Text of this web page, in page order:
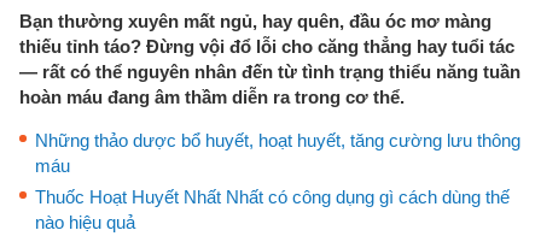
Bạn thường xuyên mất ngủ, hay quên, đầu óc mơ màng
thiếu tỉnh táo? Đừng vội đổ lỗi cho căng thẳng hay tuổi tác
— rất có thể nguyên nhân đến từ tình trạng thiểu năng tuần
hoàn máu đang âm thầm diễn ra trong cơ thể.
Những thảo dược bổ huyết, hoạt huyết, tăng cường lưu thông
máu
Thuốc Hoạt Huyết Nhất Nhất có công dụng gì cách dùng thế
nào hiệu quả